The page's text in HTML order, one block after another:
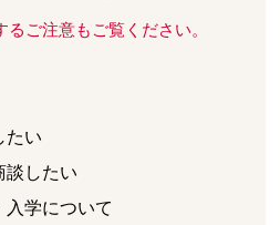
ご注意もご覧ください。
たい
談したい
入学について